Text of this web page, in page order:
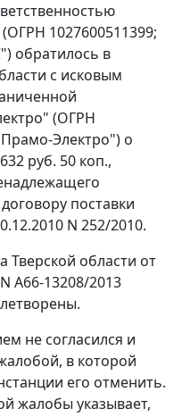
1027600511399;
обратилось в
с исковым
(ОГРН
Электро") о
руб. 50 коп.,
поставки
N 252/2010.
Тверской области от
А66-13208/2013
не согласился и
в которой
его отменить.
жалобы указывает,